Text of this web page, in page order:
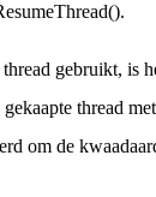
gebruikt, is
thread
om de